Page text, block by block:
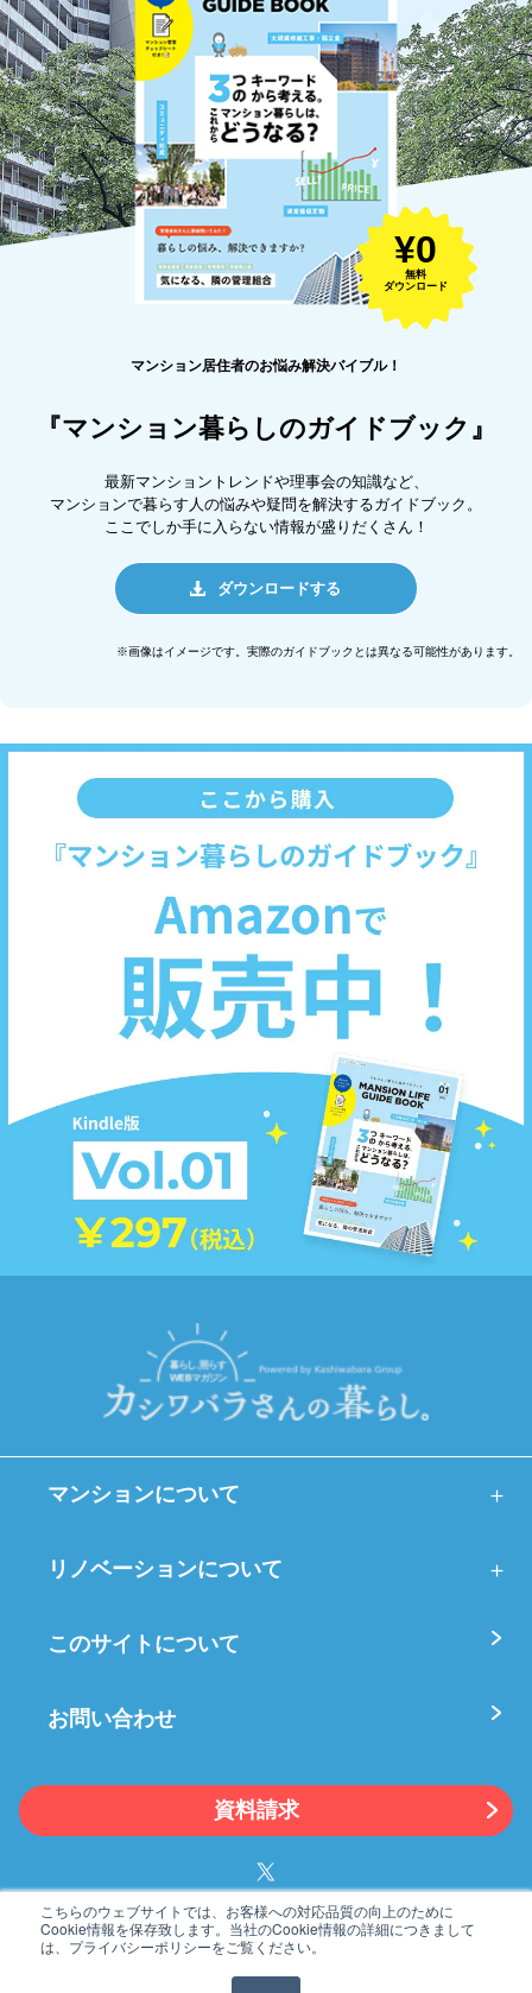
こちらのウェブサイトでは、お客様への対応品質の向上のために
Cookie情報を保存致します。当社のCookie情報の詳細につきまして
は、プライバシーポリシーをご覧ください。
¥0
無料
ダウンロード
マンション居住者のお悩み解決バイブル！
『マンション暮らしのガイドブック』
最新マンショントレンドや理事会の知識など、
マンションで暮らす人の悩みや疑問を解決するガイドブック。
ここでしか手に入らない情報が盛りだくさん！
ダウンロードする
※画像はイメージです。実際のガイドブックとは異なる可能性があります。
マンションについて
リノベーションについて
このサイトについて
お問い合わせ
資料請求
プライバシーポリシー
利用規約